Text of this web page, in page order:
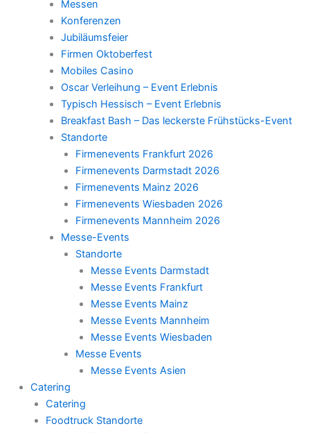
Messen
Konferenzen
Jubiläumsfeier
Firmen Oktoberfest
Mobiles Casino
Oscar Verleihung – Event Erlebnis
Typisch Hessisch – Event Erlebnis
Breakfast Bash – Das leckerste Frühstücks-Event
Standorte
Firmenevents Frankfurt 2026
Firmenevents Darmstadt 2026
Firmenevents Mainz 2026
Firmenevents Wiesbaden 2026
Firmenevents Mannheim 2026
Messe-Events
Standorte
Messe Events Darmstadt
Messe Events Frankfurt
Messe Events Mainz
Messe Events Mannheim
Messe Events Wiesbaden
Messe Events
Messe Events Asien
Catering
Catering
Foodtruck Standorte